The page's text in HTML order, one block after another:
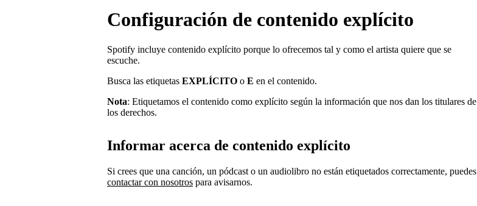
Configuración de contenido explícito
Spotify incluye contenido explícito porque lo ofrecemos tal y como el artista quiere que se
escuche.
Busca las etiquetas EXPLÍCITO o E en el contenido.
Nota: Etiquetamos el contenido como explícito según la información que nos dan los titulares de
los derechos.
Informar acerca de contenido explícito
Si crees que una canción, un pódcast o un audiolibro no están etiquetados correctamente, puedes
contactar con nosotros para avisarnos.